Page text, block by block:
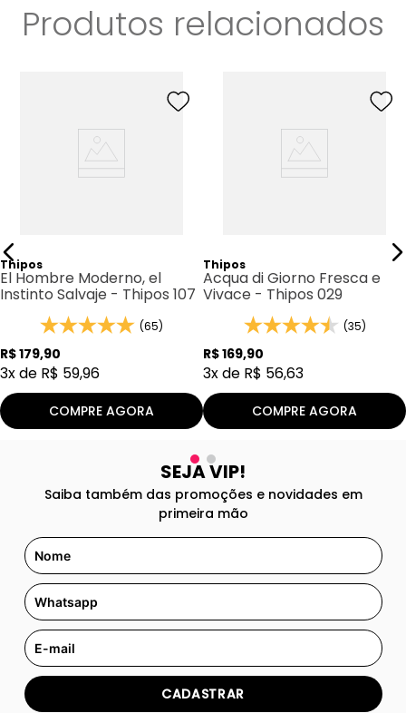
Produtos relacionados
Thipos
El Hombre Moderno, el
Instinto Salvaje - Thipos 107
(65)
R$179,90
3x de R$ 59,96
COMPRE AGORA
Thipos
Acqua di Giorno Fresca e
Vivace - Thipos 029
(35)
R$169,90
3x de R$ 56,63
COMPRE AGORA
SEJA VIP!
Saiba também das promoções e novidades em
primeira mão
CADASTRAR